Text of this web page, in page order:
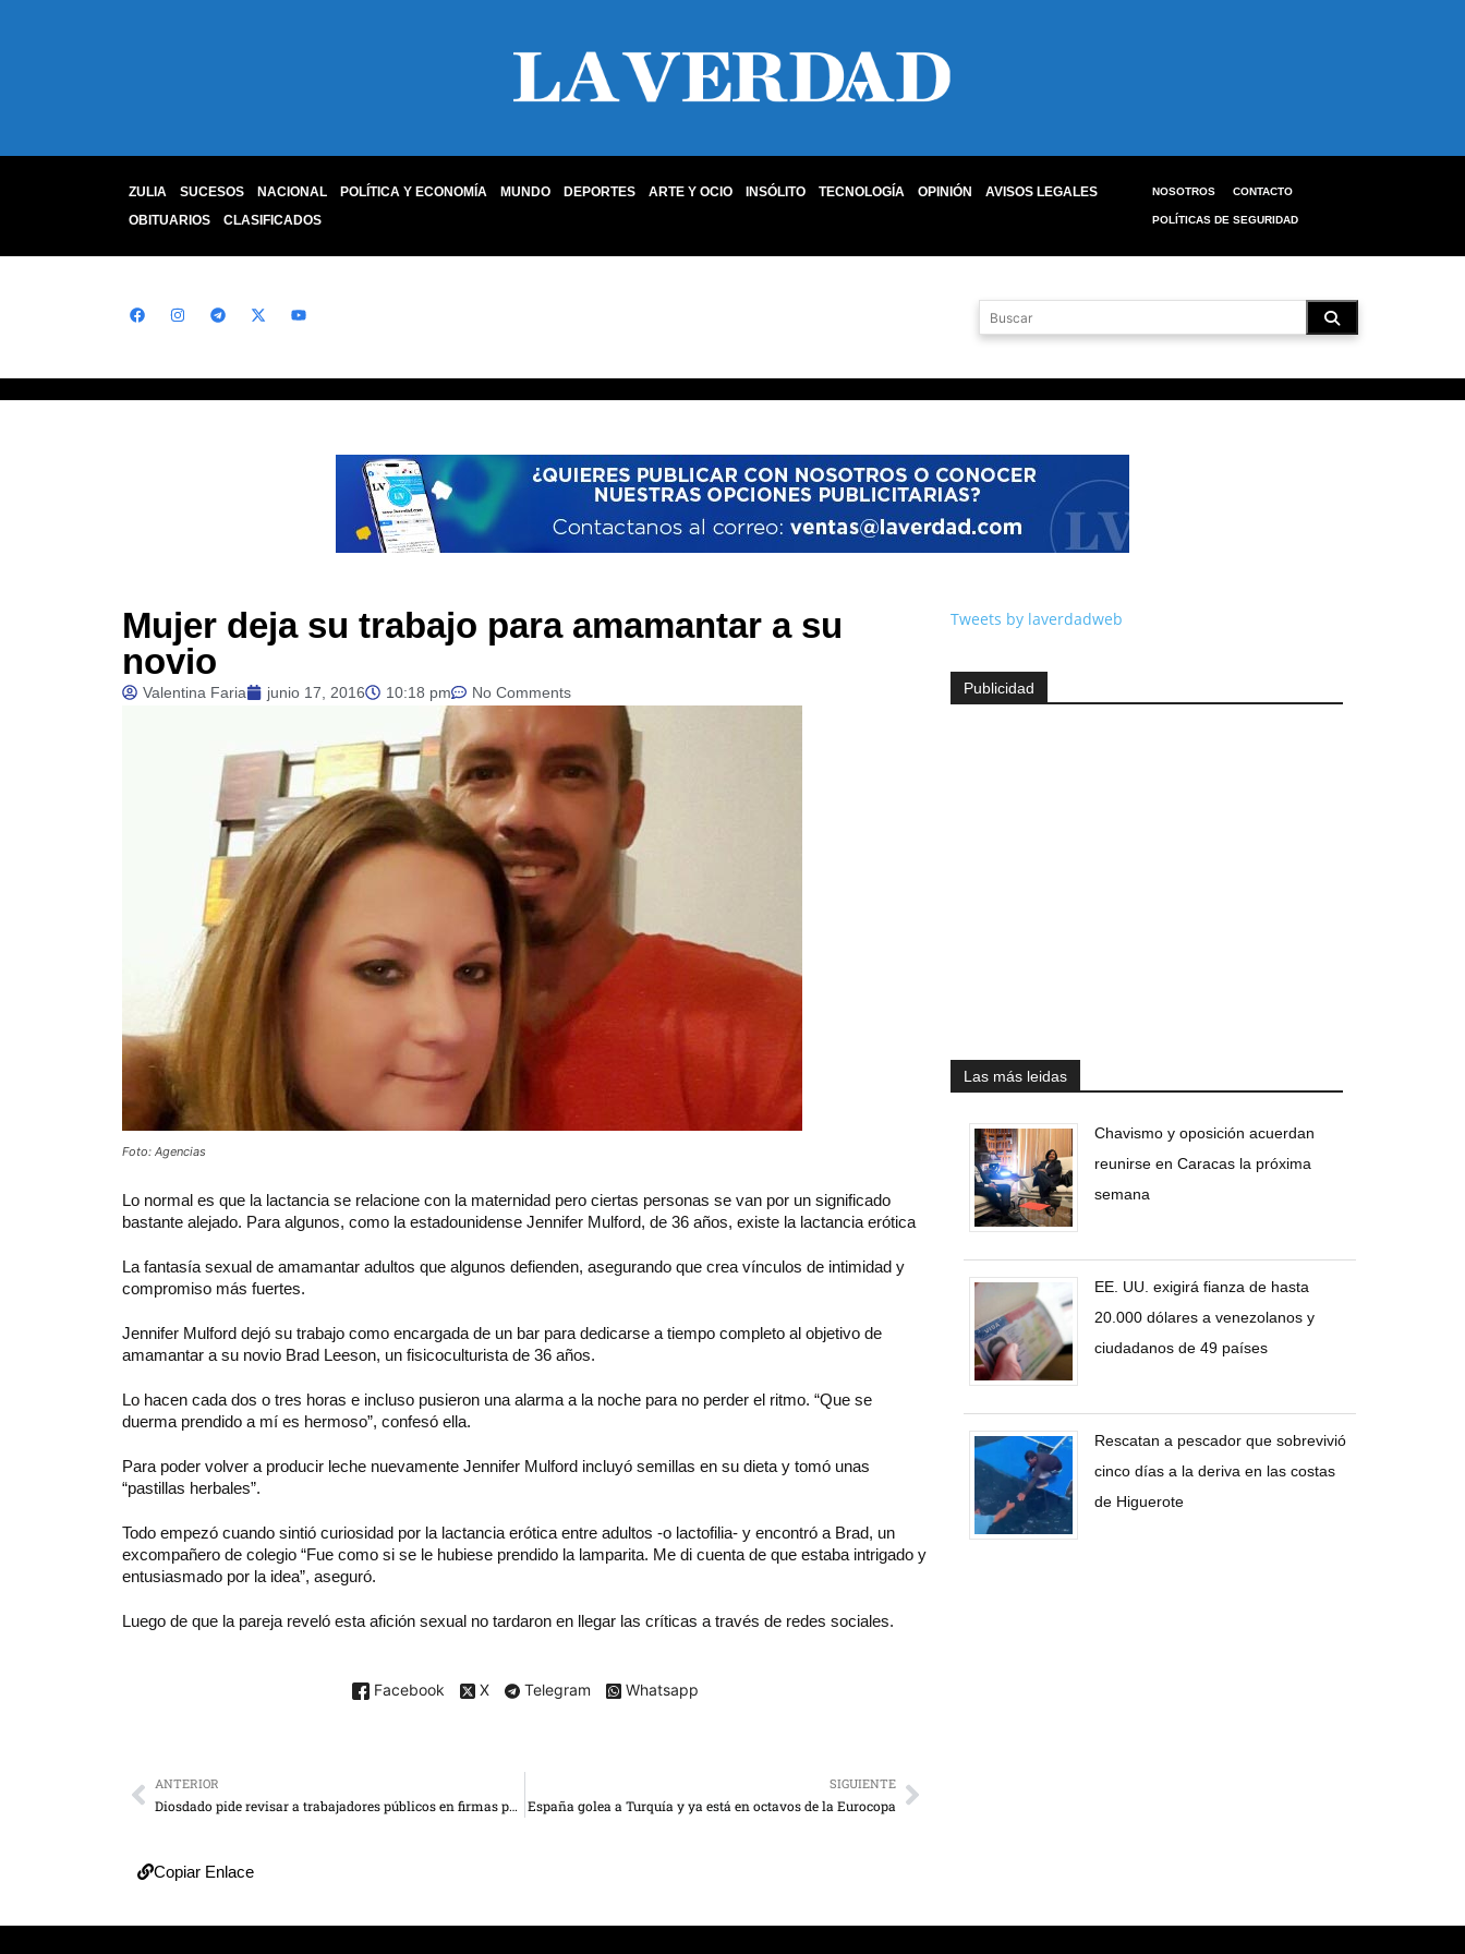
ZULIA SUCESOS NACIONAL POLÍTICA Y ECONOMÍA MUNDO DEPORTES ARTE Y OCIO INSÓLITO TECNOLOGÍA OPINIÓN
AVISOS LEGALES
OBITUARIOS
CLASIFICADOS
NOSOTROS CONTACTO
POLÍTICAS DE SEGURIDAD
Mujer deja su trabajo para amamantar a su
novio
Valentina Faria junio 17, 2016 10:18 pm No Comments
Foto: Agencias
Lo normal es que la lactancia se relacione con la maternidad pero ciertas personas se van por un significado
bastante alejado. Para algunos, como la estadounidense Jennifer Mulford, de 36 años, existe la lactancia erótica
La fantasía sexual de amamantar adultos que algunos defienden, asegurando que crea vínculos de intimidad y
compromiso más fuertes.
Jennifer Mulford dejó su trabajo como encargada de un bar para dedicarse a tiempo completo al objetivo de
amamantar a su novio Brad Leeson, un fisicoculturista de 36 años.
Lo hacen cada dos o tres horas e incluso pusieron una alarma a la noche para no perder el ritmo. “Que se
duerma prendido a mí es hermoso”, confesó ella.
Para poder volver a producir leche nuevamente Jennifer Mulford incluyó semillas en su dieta y tomó unas
“pastillas herbales”.
Todo empezó cuando sintió curiosidad por la lactancia erótica entre adultos -o lactofilia- y encontró a Brad, un
excompañero de colegio “Fue como si se le hubiese prendido la lamparita. Me di cuenta de que estaba intrigado y
entusiasmado por la idea”, aseguró.
Luego de que la pareja reveló esta afición sexual no tardaron en llegar las críticas a través de redes sociales.
Facebook X Telegram Whatsapp
Tweets by laverdadweb
Publicidad
Las más leidas
Chavismo y oposición acuerdan
reunirse en Caracas la próxima
semana
EE. UU. exigirá fianza de hasta
20.000 dólares a venezolanos y
ciudadanos de 49 países
Rescatan a pescador que sobrevivió
cinco días a la deriva en las costas
de Higuerote
ANTERIOR
Diosdado pide revisar a trabajadores públicos en firmas para revocatorio
SIGUIENTE
España golea a Turquía y ya está en octavos de la Eurocopa
Copiar Enlace